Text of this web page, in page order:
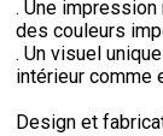
. Une
des couleurs
. Un visuel
intérieur comme
Design et